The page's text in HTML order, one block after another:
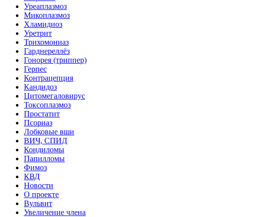
Уреаплазмоз
Микоплазмоз
Хламидиоз
Уретрит
Трихомониаз
Гарднереллёз
Гонорея (триппер)
Герпес
Контрацепция
Кандидоз
Цитомегаловирус
Токсоплазмоз
Простатит
Псориаз
Лобковые вши
ВИЧ, СПИД
Кондиломы
Папилломы
Фимоз
КВД
Новости
О проекте
Вульвит
Увеличение члена